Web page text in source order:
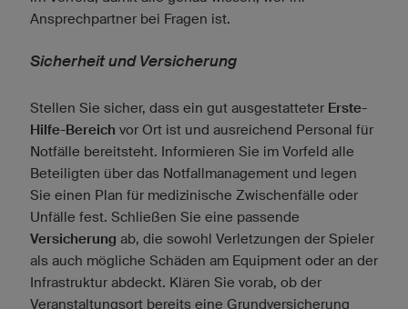
Ansprechpartner bei Fragen ist.
Sicherheit und Versicherung
Stellen Sie sicher, dass ein gut ausgestatteter Erste-
Hilfe-Bereich vor Ort ist und ausreichend Personal für
Notfälle bereitsteht. Informieren Sie im Vorfeld alle
Beteiligten über das Notfallmanagement und legen
Sie einen Plan für medizinische Zwischenfälle oder
Unfälle fest. Schließen Sie eine passende
Versicherung ab, die sowohl Verletzungen der Spieler
als auch mögliche Schäden am Equipment oder an der
Infrastruktur abdeckt. Klären Sie vorab, ob der
Veranstaltungsort bereits eine Grundversicherung